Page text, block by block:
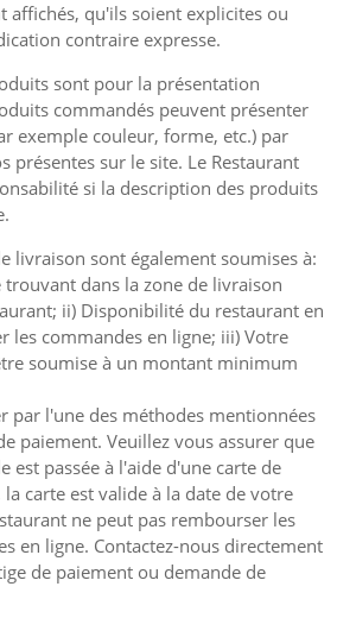
affichés, qu'ils soient explicites ou
contraire expresse.
sont pour la présentation
commandés peuvent présenter
exemple couleur, forme, etc.) par
présentes sur le site. Le Restaurant
si la description des produits
livraison sont également soumises à:
trouvant dans la zone de livraison
ii) Disponibilité du restaurant en
les commandes en ligne; iii) Votre
soumise à un montant minimum
par l'une des méthodes mentionnées
paiement. Veuillez vous assurer que
est passée à l'aide d'une carte de
carte est valide à la date de votre
ne peut pas rembourser les
en ligne. Contactez-nous directement
de paiement ou demande de